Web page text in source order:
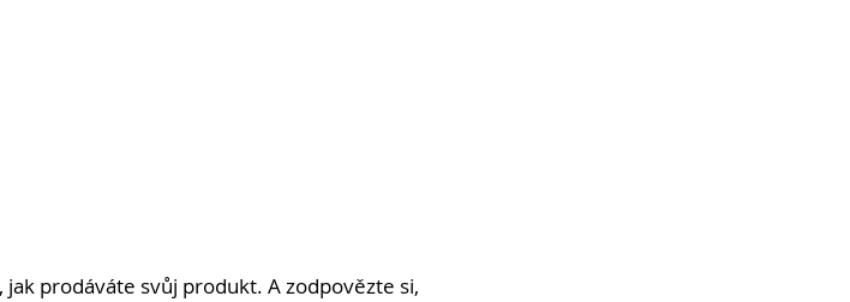
prodáváte svůj produkt. A zodpovězte si,